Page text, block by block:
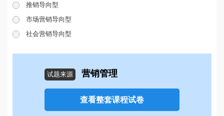
推销导向型
市场营销导向型
社会营销导向型
试题来源 营销管理
查看整套课程试卷